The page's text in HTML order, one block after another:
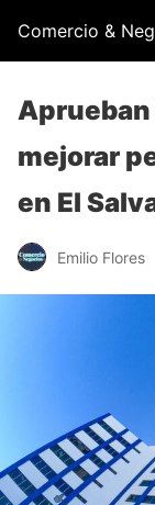
Comercio &
mejorar
en El
Emilio Flores